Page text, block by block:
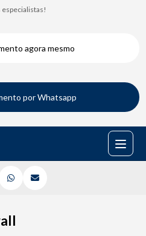
agora mesmo
por Whatsapp